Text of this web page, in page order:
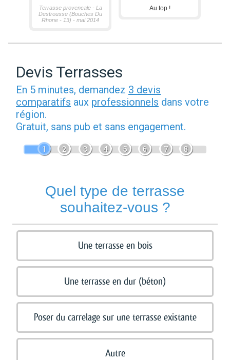
Terrasse provencale - La
Destrousse (Bouches Du
Rhone - 13) - mai 2014
Au top !
Devis Terrasses
En 5 minutes, demandez 3 devis
comparatifs aux professionnels dans votre
région.
Gratuit, sans pub et sans engagement.
1 2 3 4 5 6 7 8
Quel type de terrasse
souhaitez-vous ?
Une terrasse en bois
Une terrasse en dur (béton)
Poser du carrelage sur une terrasse existante
Autre